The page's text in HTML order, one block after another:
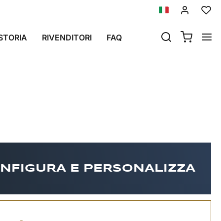
RIVENDITORI FAQ
poi)
E PERSONALIZZA